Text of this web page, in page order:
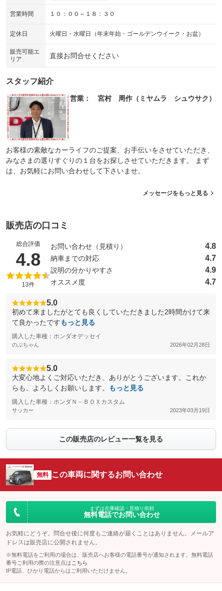
営業時間 １０：００～１８：３０
定休日 火曜日・水曜日（年末年始・ゴールデンウイーク・お盆）
販売可能エ
リア
直接お問合せください
スタッフ紹介
営業： 宮村 周作（ミヤムラ シュウサク）
お客様の素敵なカーライフのご提案、お手伝いをさせていただき、
みなさまの選りすぐりの１台をお探しさせていただきます。 まず
は、お気軽にお問い合わせして下さいませ。
メッセージをもっと見る
販売店の口コミ
総合評価
4.8 （5点満点中）
13件
お問い合わせ（見積り） 4.8
納車までの対応 4.7
説明の分かりやすさ 4.9
オススメ度 4.7
5.0
初めて来ましたがとても良くしていただきました2時間かけて来
て良かったですもっと見る
購入した車種：ホンダオデッセイ
のぶちゃん 2026年02月28日
5.0
大変心地よくご対応いただき、ありがとうございます。これか
らも、よろしくお願いします。
もっと見る
購入した車種：ホンダＮ－ＢＯＸカスタム
サッカー 2023年03月19日
この販売店のレビュー一覧を見る
無料 この車両に関するお問い合わせ
まずは在庫確認・見積り依頼
無料電話でお問い合わせ
お気軽にどうぞ。問合せ後に何度もご連絡が届くことはありません。メールア
ドレスは販売店に公開されません。
※無料電話をご利用の場合は、販売店へお客様の電話番号が通知されます。無料電話
番号ご利用の際の注意点は こちら
IP電話、ひかり電話からはご利用いただけません。